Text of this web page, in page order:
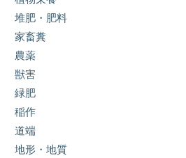
堆肥・肥料
家畜糞
農薬
獣害
緑肥
稲作
道端
地形・地質